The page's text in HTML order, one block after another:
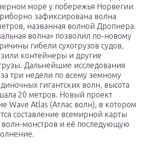
море у побережья Норвегии
зафиксирована волна
названная волной Дропнера.
волна» позволил по-новому
гибели сухогрузов судов,
контейнеры и другие
Дальнейшие исследования
три недели по всему земному
гигантских волн, высота
20 метров. Новый проект
Wave Atlas (Атлас волн), в котором
составление всемирной карты
монстров и её последующую